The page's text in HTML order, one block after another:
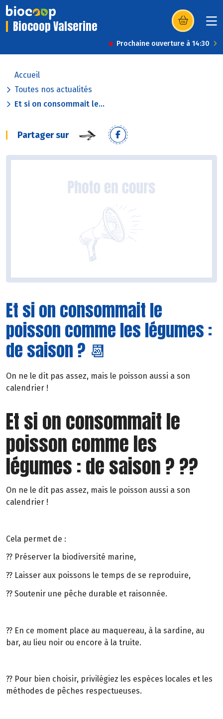
Biocoop Valserine (s’ouvre dans
Prochaine ouverture à 14:30
Accueil
Toutes nos actualités
Et si on consommait le...
Partager sur
Et si on consommait le
poisson comme les légumes :
de saison ? 📆
On ne le dit pas assez, mais le poisson aussi a son
calendrier !
Et si on consommait le
poisson comme les
légumes : de saison ? ??
On ne le dit pas assez, mais le poisson aussi a son
calendrier !
Cela permet de :
?? Préserver la biodiversité marine,
?? Laisser aux poissons le temps de se reproduire,
?? Soutenir une pêche durable et raisonnée.
?? En ce moment place au maquereau, à la sardine, au
bar, au lieu noir ou encore à la truite.
?? Pour bien choisir, privilégiez les espèces locales et les
méthodes de pêches respectueuses.